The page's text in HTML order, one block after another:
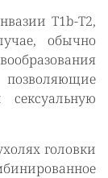
T1b-T2,
обычно
головки